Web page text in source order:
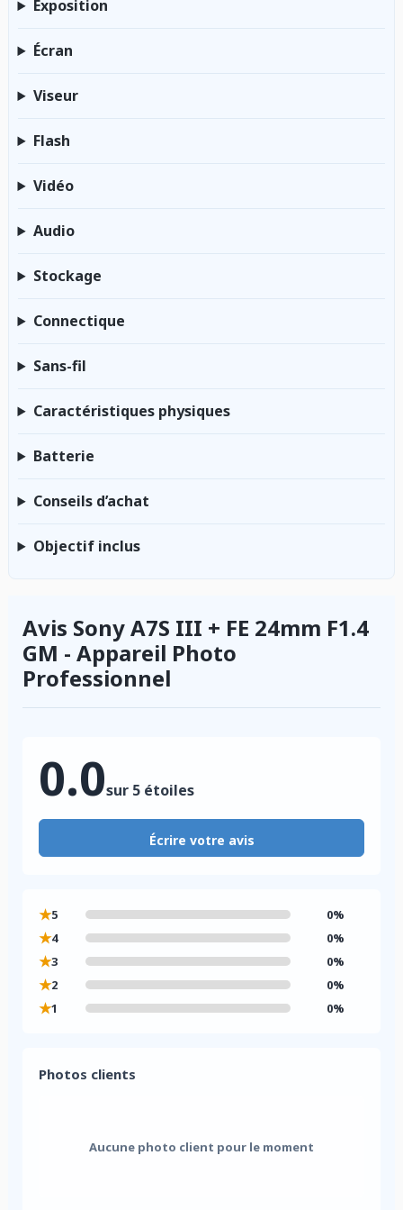
Exposition
Écran
Viseur
Flash
Vidéo
Audio
Stockage
Connectique
Sans-fil
Caractéristiques physiques
Batterie
Conseils d’achat
Objectif inclus
Avis Sony A7S III + FE 24mm F1.4
GM - Appareil Photo
Professionnel
0.0sur 5 étoiles
Écrire votre avis
★5 0%
★4 0%
★3 0%
★2 0%
★1 0%
Photos clients
Aucune photo client pour le moment